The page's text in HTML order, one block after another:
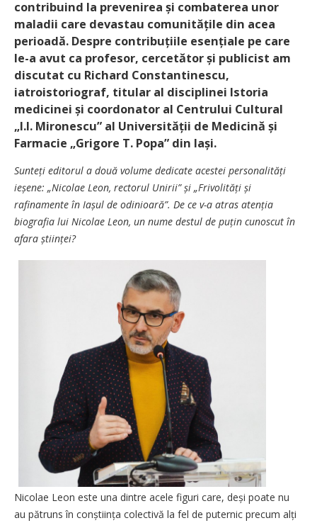
contribuind la prevenirea și combaterea unor
maladii care devastau comunitățile din acea
perioadă. Despre contribuțiile esențiale pe care
le-a avut ca profesor, cercetător și publicist am
discutat cu Richard Constantinescu,
iatroistoriograf, titular al disciplinei Istoria
medicinei și coordonator al Centrului Cultural
„I.I. Mironescu” al Univer­sității de Medicină și
Farmacie „Grigore T. Popa” din Iași.
Sunteți editorul a două volume dedicate acestei personalități
ieșene: „Nicolae Leon, rectorul Unirii” și „Frivolități și
rafinamente în Iașul de odinioară”. De ce v-a atras atenția
biografia lui Nicolae Leon, un nume destul de puțin cunoscut în
afara științei?
Nicolae Leon este una dintre acele figuri care, deși poate nu
au pătruns în conștiința colectivă la fel de puternic precum alți